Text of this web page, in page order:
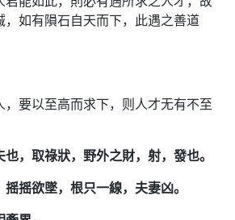
，如有隕石自天而下，此遇之善道
，要以至高而求下，则人才无有不至
，取祿狀，野外之財，射，發也。
摇欲墜，根只一線，夫妻凶。